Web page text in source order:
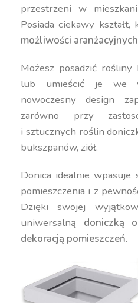
przestrzeni w
Posiada ciekawy
możliwości aranżacyjnych
Możesz posadzić
lub umieścić je we
nowoczesny design
zarówno przy
i sztucznych roślin
bukszpanów, ziół.
Donica idealnie wpasuje
pomieszczenia i z
Dzięki swojej
uniwersalną doniczką
dekoracją pomieszczeń.